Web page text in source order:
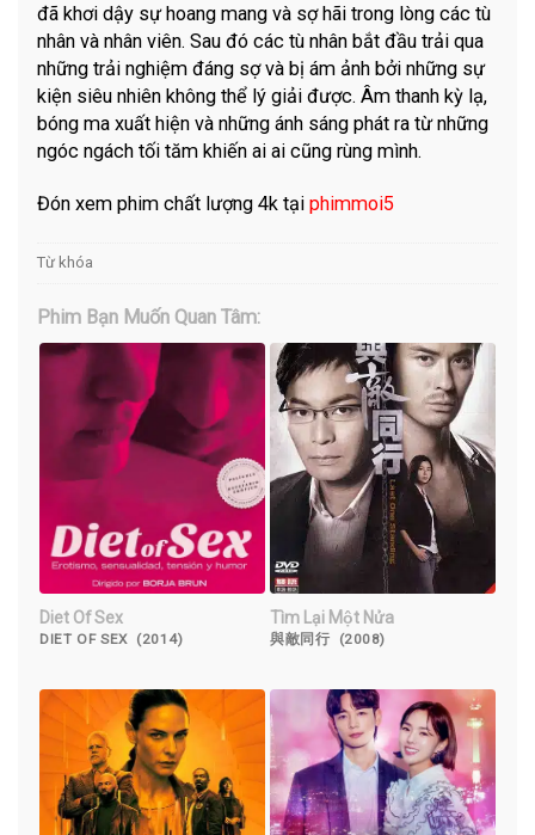
đã khơi dậy sự hoang mang và sợ hãi trong lòng các tù
nhân và nhân viên. Sau đó các tù nhân bắt đầu trải qua
những trải nghiệm đáng sợ và bị ám ảnh bởi những sự
kiện siêu nhiên không thể lý giải được. Âm thanh kỳ lạ,
bóng ma xuất hiện và những ánh sáng phát ra từ những
ngóc ngách tối tăm khiến ai ai cũng rùng mình.
Đón xem phim chất lượng 4k tạiphimmoi5
Từ khóa
Phim Bạn Muốn Quan Tâm:
Diet Of Sex
DIET OF SEX (2014)
Tìm Lại Một Nửa
與敵同行 (2008)